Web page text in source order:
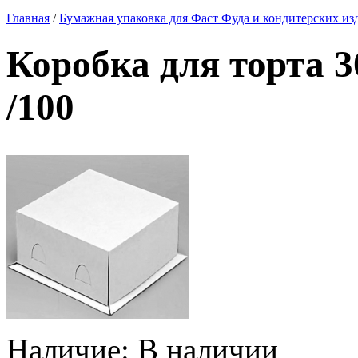
Главная /Бумажная упаковка для Фаст Фуда и кондитерских
Коробка для торта
/100
Наличие: В наличии